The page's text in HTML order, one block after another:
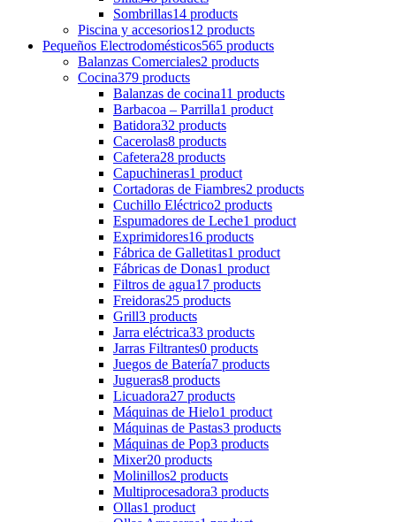
Sombrillas14 products
Piscina y accesorios12 products
Pequeños Electrodomésticos565 products
Balanzas Comerciales2 products
Cocina379 products
Balanzas de cocina11 products
Barbacoa – Parrilla1 product
Batidora32 products
Cacerolas8 products
Cafetera28 products
Capuchineras1 product
Cortadoras de Fiambres2 products
Cuchillo Eléctrico2 products
Espumadores de Leche1 product
Exprimidores16 products
Fábrica de Galletitas1 product
Fábricas de Donas1 product
Filtros de agua17 products
Freidoras25 products
Grill3 products
Jarra eléctrica33 products
Jarras Filtrantes0 products
Juegos de Batería7 products
Jugueras8 products
Licuadora27 products
Máquinas de Hielo1 product
Máquinas de Pastas3 products
Máquinas de Pop3 products
Mixer20 products
Molinillos2 products
Multiprocesadora3 products
Ollas1 product